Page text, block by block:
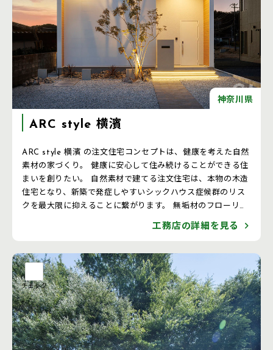
神奈川県
ARC style 横濱
ARC style 横濱 の注文住宅コンセプトは、健康を考えた自然
素材の家づくり。 健康に安心して住み続けることができる住
まいを創りたい。 自然素材で建てる注文住宅は、本物の木造
住宅となり、新築で発症しやすいシックハウス症候群のリス
クを最大限に抑えることに繋がります。 無垢材のフローリン
グ、漆喰の塗り壁、集成材を使わない強固なヒノキの柱。 断
熱材の原料も新聞紙を再利用する自然素材から生まれ、外壁
にも優しい注文住宅となります。
工務店の詳細を見る
チェック